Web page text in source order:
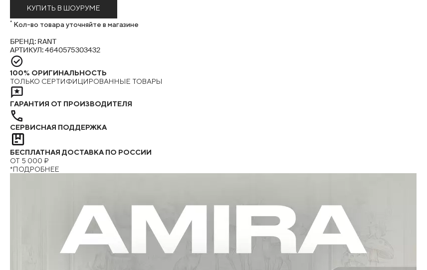
КУПИТЬ В ШОУРУМЕ
* Кол-во товара уточняйте в магазине
БРЕНД: RANT
АРТИКУЛ: 4640575303432
100% ОРИГИНАЛЬНОСТЬ
ТОЛЬКО СЕРТИФИЦИРОВАННЫЕ ТОВАРЫ
ГАРАНТИЯ ОТ ПРОИЗВОДИТЕЛЯ
СЕРВИСНАЯ ПОДДЕРЖКА
БЕСПЛАТНАЯ ДОСТАВКА ПО РОССИИ
ОТ 5 000 ₽
*ПОДРОБНЕЕ